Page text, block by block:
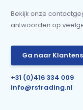
Bekijk onze
antwoorden op
Ga naar
+31 (0)416 334 009
info@rstrading.nl